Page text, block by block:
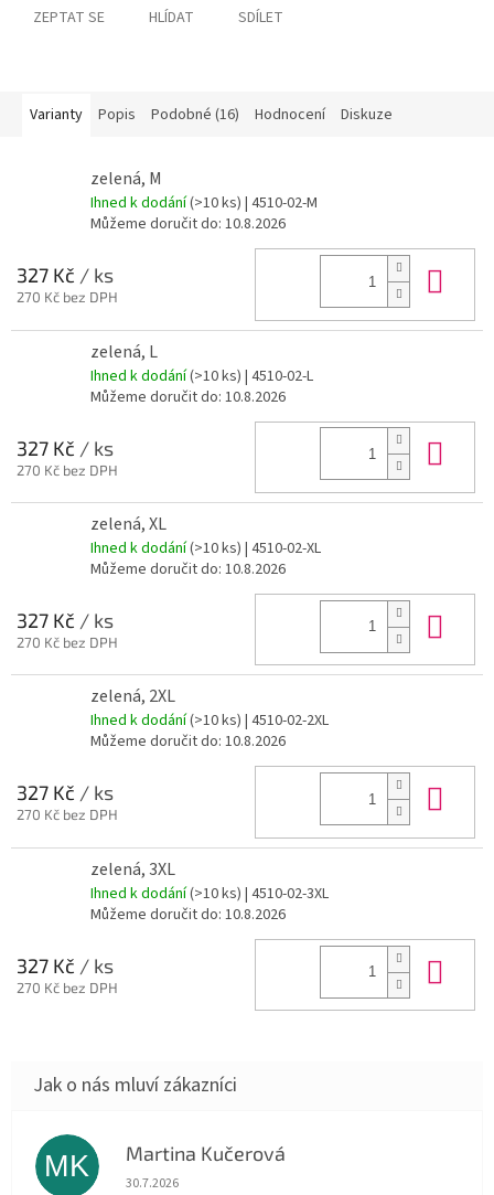
ZEPTAT SE HLÍDAT SDÍLET
Varianty Popis Podobné (16) Hodnocení Diskuze
zelená, M
Ihned k dodání(>10 ks) | 4510-02-M
Můžeme doručit do: 10.8.2026
327 Kč / ks
270 Kč bez DPH
zelená, L
Ihned k dodání(>10 ks) | 4510-02-L
Můžeme doručit do: 10.8.2026
327 Kč / ks
270 Kč bez DPH
zelená, XL
Ihned k dodání(>10 ks) | 4510-02-XL
Můžeme doručit do: 10.8.2026
327 Kč / ks
270 Kč bez DPH
zelená, 2XL
Ihned k dodání(>10 ks) | 4510-02-2XL
Můžeme doručit do: 10.8.2026
327 Kč / ks
270 Kč bez DPH
zelená, 3XL
Ihned k dodání(>10 ks) | 4510-02-3XL
Můžeme doručit do: 10.8.2026
327 Kč / ks
270 Kč bez DPH
MK Martina Kučerová
Hodnocení obchodu je 5 z 5 hvězdiček.
30.7.2026